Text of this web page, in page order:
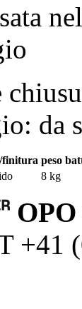
da
finitura peso
8 kg
+41